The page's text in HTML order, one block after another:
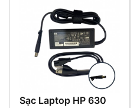
Sạc Laptop HP 630